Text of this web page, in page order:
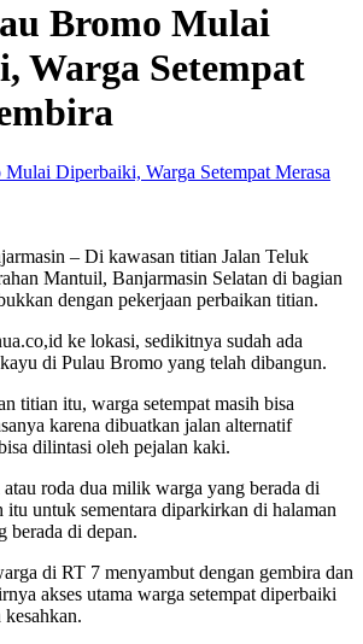
Bromo Mulai
Warga Setempat
– Di kawasan titian Jalan Teluk
Mantuil, Banjarmasin Selatan di bagian
dengan pekerjaan perbaikan titian.
ke lokasi, sedikitnya sudah ada
di Pulau Bromo yang telah dibangun.
titian itu, warga setempat masih bisa
karena dibuatkan jalan alternatif
dilintasi oleh pejalan kaki.
atau roda dua milik warga yang berada di
itu untuk sementara diparkirkan di halaman
berada di depan.
di RT 7 menyambut dengan gembira dan
akses utama warga setempat diperbaiki